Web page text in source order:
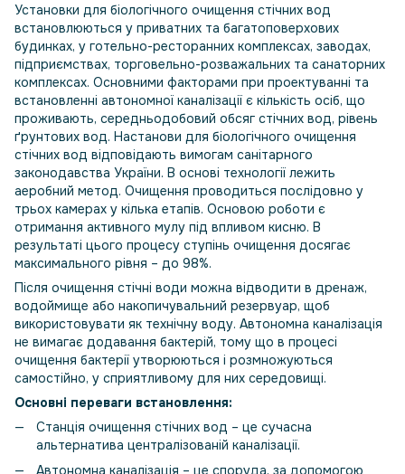
Установки для біологічного очищення стічних вод
встановлюються у приватних та багатоповерхових
будинках, у готельно-ресторанних комплексах, заводах,
підприємствах, торговельно-розважальних та санаторних
комплексах. Основними факторами при проектуванні та
встановленні автономної каналізації є кількість осіб, що
проживають, середньодобовий обсяг стічних вод, рівень
ґрунтових вод. Настанови для біологічного очищення
стічних вод відповідають вимогам санітарного
законодавства України. В основі технології лежить
аеробний метод. Очищення проводиться послідовно у
трьох камерах у кілька етапів. Основою роботи є
отримання активного мулу під впливом кисню. В
результаті цього процесу ступінь очищення досягає
максимального рівня – до 98%.
Після очищення стічні води можна відводити в дренаж,
водоймище або накопичувальний резервуар, щоб
використовувати як технічну воду. Автономна каналізація
не вимагає додавання бактерій, тому що в процесі
очищення бактерії утворюються і розмножуються
самостійно, у сприятливому для них середовищі.
Основні переваги встановлення:
Станція очищення стічних вод – це сучасна
альтернатива централізованій каналізації.
Автономна каналізація – це споруда, за допомогою